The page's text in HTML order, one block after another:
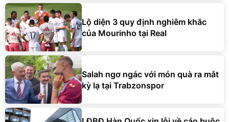
Lộ diện 3 quy định nghiêm khắc
của Mourinho tại Real
Salah ngơ ngác với món quà ra mắt
kỳ lạ tại Trabzonspor